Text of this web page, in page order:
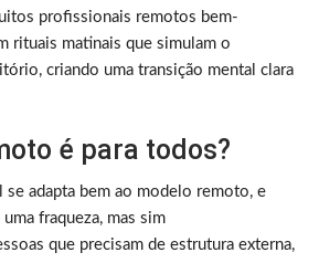
profissionais remotos bem-
rituais matinais que simulam o
criando uma transição mental clara
é para todos?
adapta bem ao modelo remoto, e
fraqueza, mas sim
que precisam de estrutura externa,